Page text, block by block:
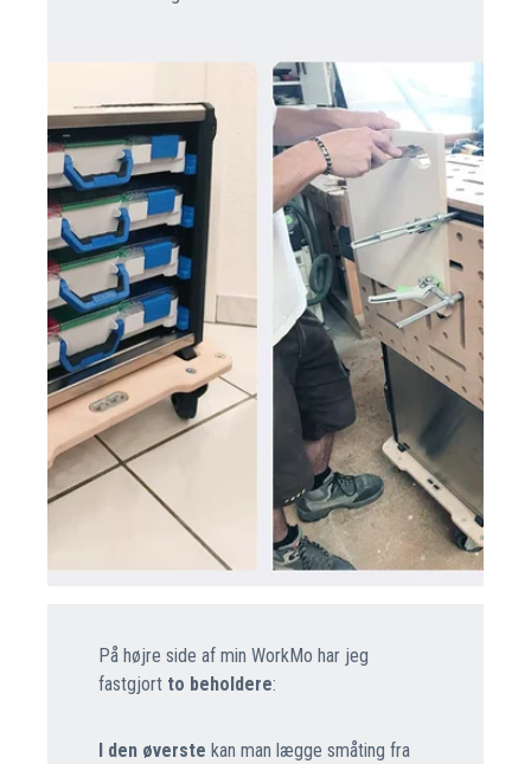
På højre side af min WorkMo har jeg
fastgjort to beholdere:
I den øverste kan man lægge småting fra